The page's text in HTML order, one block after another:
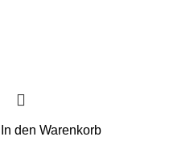
In den Warenkorb